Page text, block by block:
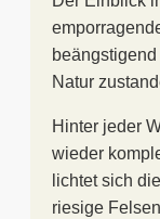
Natur
Hinter jeder
wieder
lichtet sich
riesige